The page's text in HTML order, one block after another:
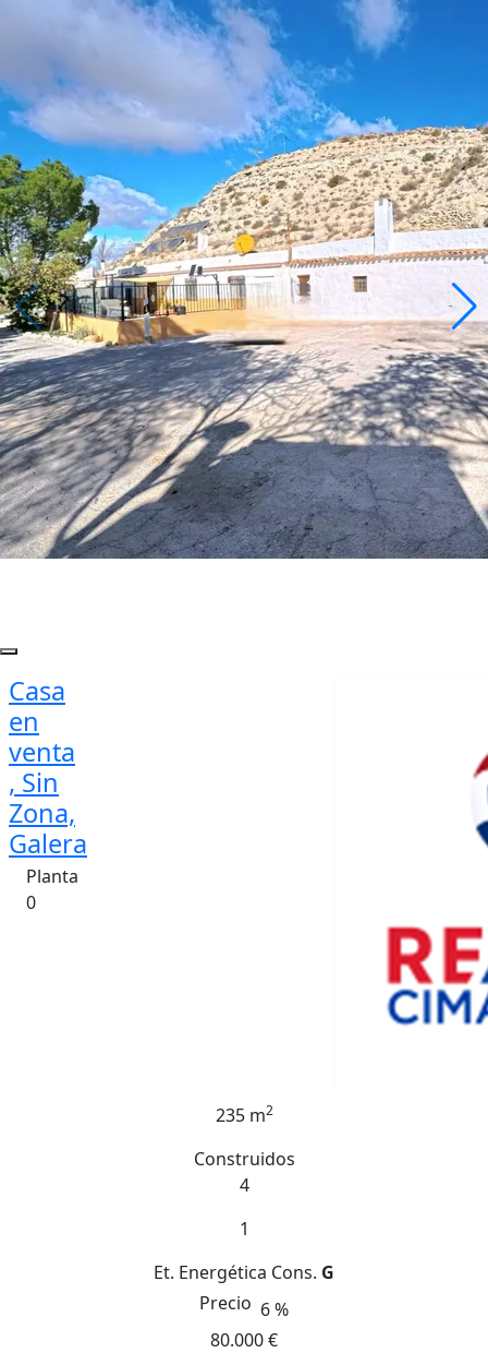
Casa
en
venta
, Sin
Zona,
Galera
Planta
0
235 m2
Construidos
4
1
Et. Energética Cons. G
Precio 6 %
80.000 €